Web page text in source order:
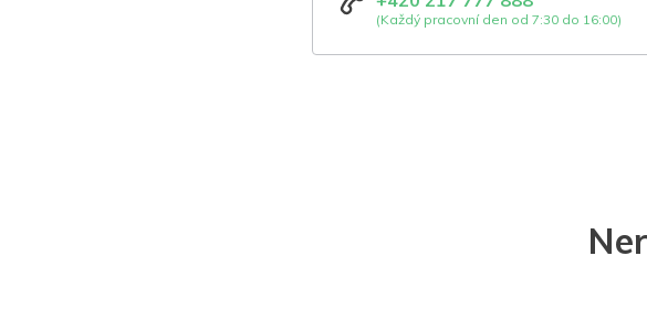
(Každý pracovní den od 7:30 do 16:00)